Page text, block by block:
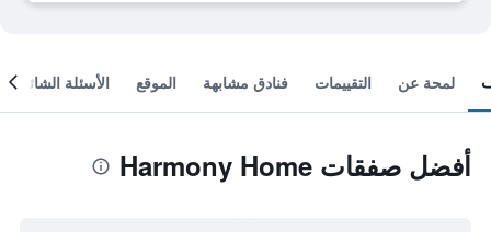
لمحة عن التقييمات فنادق مشابهة الموقع الأسئلة الشائعة
أفضل صفقات Harmony Home